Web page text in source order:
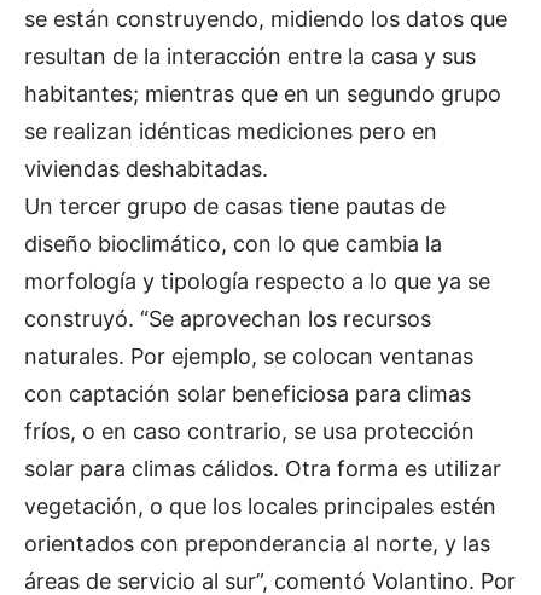
se están construyendo, midiendo los datos que
resultan de la interacción entre la casa y sus
habitantes; mientras que en un segundo grupo
se realizan idénticas mediciones pero en
viviendas deshabitadas.
Un tercer grupo de casas tiene pautas de
diseño bioclimático, con lo que cambia la
morfología y tipología respecto a lo que ya se
construyó. “Se aprovechan los recursos
naturales. Por ejemplo, se colocan ventanas
con captación solar beneficiosa para climas
fríos, o en caso contrario, se usa protección
solar para climas cálidos. Otra forma es utilizar
vegetación, o que los locales principales estén
orientados con preponderancia al norte, y las
áreas de servicio al sur”, comentó Volantino. Por